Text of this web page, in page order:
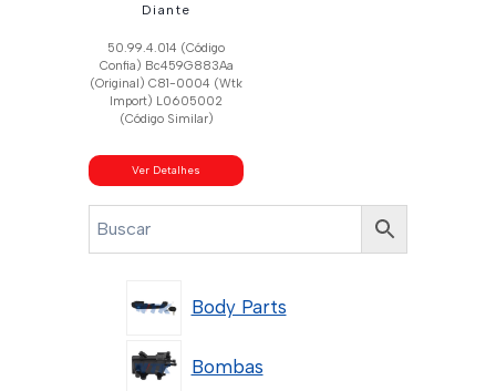
Diante
50.99.4.014 (Código
Confia) Bc459G883Aa
(Original) C81-0004 (Wtk
Import) L0605002
(Código Similar)
Ver Detalhes
Body Parts
Bombas